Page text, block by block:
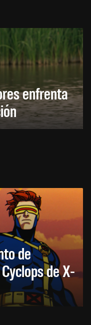
enfrenta
de
de X-